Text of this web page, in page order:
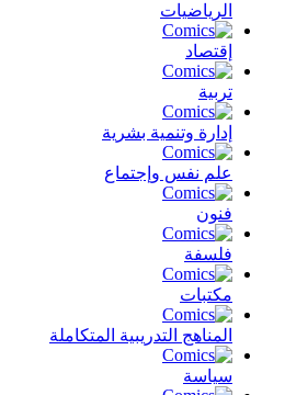
الرياضيات
إقتصاد
تربية
إدارة وتنمية بشرية
علم نفس وإجتماع
فنون
فلسفة
مكتبات
المناهج التدريبية المتكاملة
سياسة